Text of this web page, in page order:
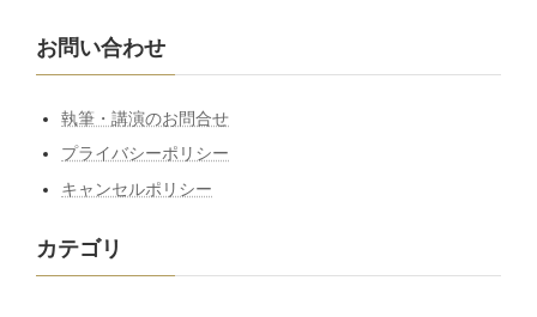
お問い合わせ
執筆・講演のお問合せ
プライバシーポリシー
キャンセルポリシー
カテゴリ